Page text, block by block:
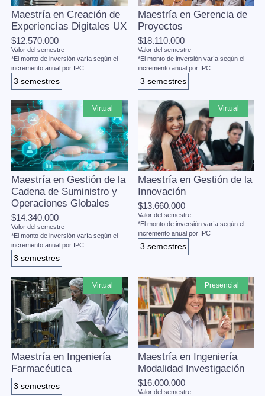
Maestría en Creación de
Experiencias Digitales UX
$12.570.000
Valor del semestre
*El monto de inversión varía según el
incremento anual por IPC
3 semestres
Maestría en Gerencia de
Proyectos
$18.110.000
Valor del semestre
*El monto de inversión varía según el
incremento anual por IPC
3 semestres
virtual
Maestría en Gestión de la
Cadena de Suministro y
Operaciones Globales
$14.340.000
Valor del semestre
*El monto de inversión varía según el
incremento anual por IPC
3 semestres
virtual
Maestría en Gestión de la
Innovación
$13.660.000
Valor del semestre
*El monto de inversión varía según el
incremento anual por IPC
3 semestres
virtual
Maestría en Ingeniería
Farmacéutica
3 semestres
presencial
Maestría en Ingeniería
Modalidad Investigación
$16.000.000
Valor del semestre